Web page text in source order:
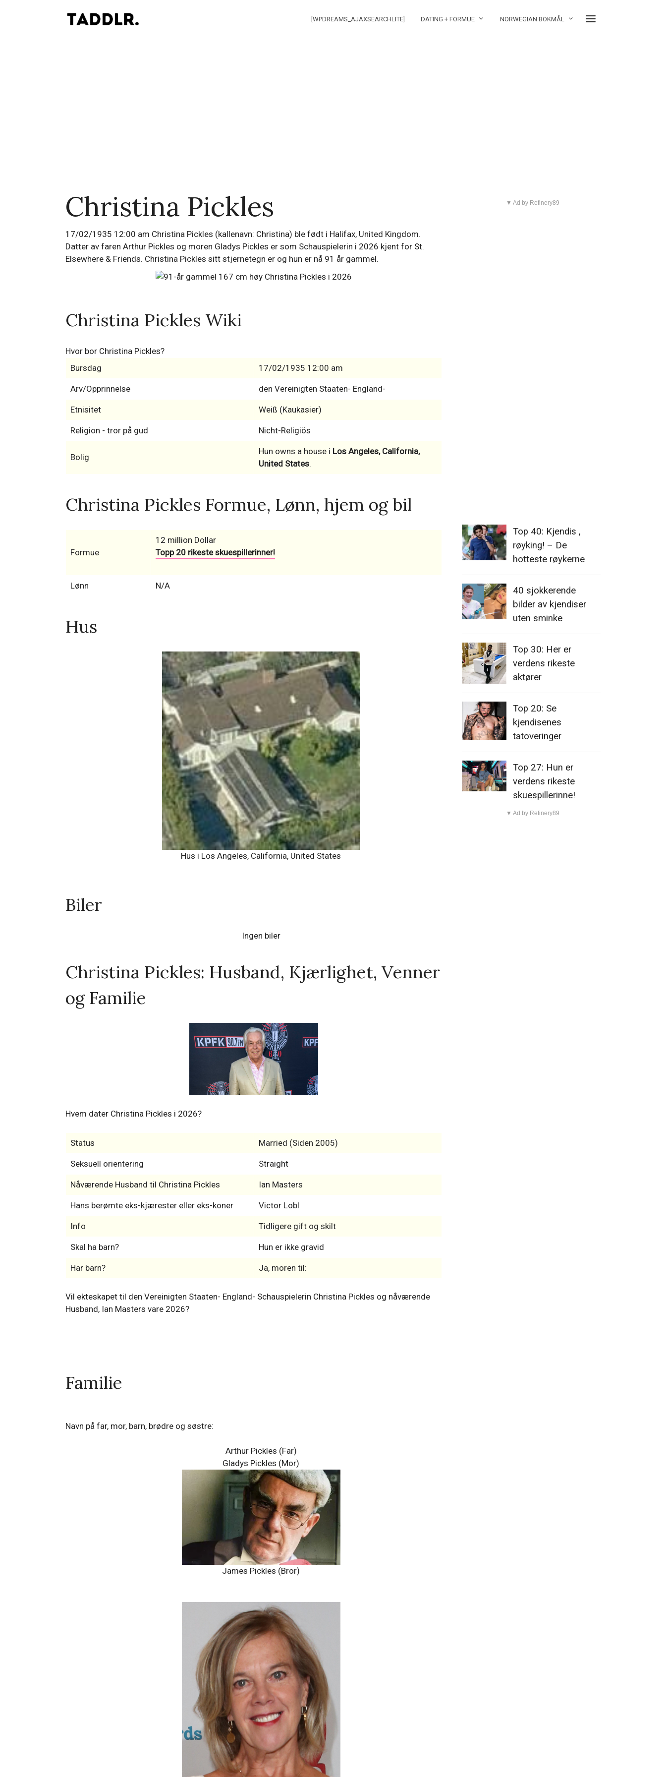
[WPDREAMS_AJAXSEARCHLITE] DATING + FORMUE NORWEGIAN BOKMÅL
Christina Pickles
17/02/1935 12:00 am Christina Pickles (kallenavn: Christina) ble født i Halifax, United Kingdom.
Datter av faren Arthur Pickles og moren Gladys Pickles er som Schauspielerin i 2026 kjent for St.
Elsewhere & Friends. Christina Pickles sitt stjernetegn er og hun er nå 91 år gammel.
Christina Pickles Wiki
Hvor bor Christina Pickles?
Bursdag
17/02/1935 12:00 am
Arv/Opprinnelse den Vereinigten Staaten- England-
Etnisitet Weiß (Kaukasier)
Religion - tror på gud Nicht-Religiös
Bolig
Hun owns a house i Los Angeles, California,
United States.
Christina Pickles Formue, Lønn, hjem og bil
Formue
12 million Dollar
Topp 20 rikeste skuespillerinner!
Lønn N/A
Hus
Hus i Los Angeles, California, United States
Biler
Ingen biler
Christina Pickles: Husband, Kjærlighet, Venner
og Familie
Hvem dater Christina Pickles i 2026?
Status Married (Siden 2005)
Seksuell orientering Straight
Nåværende Husband til Christina Pickles Ian Masters
Hans berømte eks-kjærester eller eks-koner Victor Lobl
Info Tidligere gift og skilt
Skal ha barn? Hun er ikke gravid
Har barn? Ja, moren til:
Vil ekteskapet til den Vereinigten Staaten- England- Schauspielerin Christina Pickles og nåværende
Husband, Ian Masters vare 2026?
Familie
Navn på far, mor, barn, brødre og søstre:
Arthur Pickles (Far)
Gladys Pickles (Mor)
James Pickles (Bror)
▼ Ad by Refinery89
Top 40: Kjendis ,
røyking! – De
hotteste røykerne
40 sjokkerende
bilder av kjendiser
uten sminke
Top 30: Her er
verdens rikeste
aktører
Top 20: Se
kjendisenes
tatoveringer
Top 27: Hun er
verdens rikeste
skuespillerinne!
▼ Ad by Refinery89